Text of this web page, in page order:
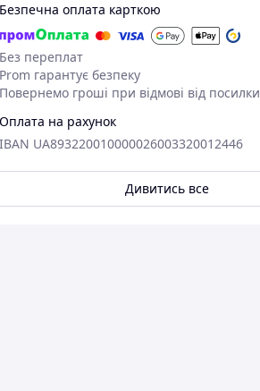
оплата карткою
переплат
гарантує безпеку
гроші при відмові від посилки
на рахунок
UA893220010000026003320012446
Дивитись все